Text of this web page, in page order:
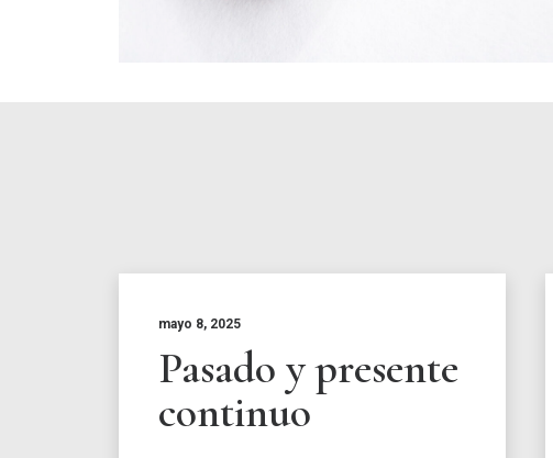
mayo 8, 2025
Pasado y presente
continuo